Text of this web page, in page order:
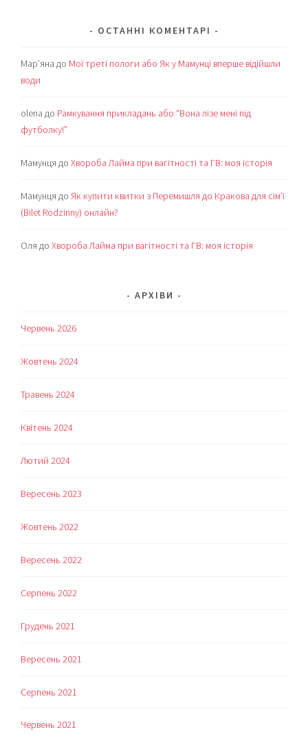
ОСТАННІ КОМЕНТАРІ
Мар’яна до Мої треті пологи або Як у Мамунці вперше відійшли
води
olena до Рамкування прикладань або “Вона лізе мені під
футболку!”
Мамунця доХвороба Лайма при вагітності та ГВ: моя історія
Мамунця до Як купити квитки з Перемишля до Кракова для сім’ї
(Bilet Rodzinny) онлайн?
Оля доХвороба Лайма при вагітності та ГВ: моя історія
АРХІВИ
Червень 2026
Жовтень 2024
Травень 2024
Квітень 2024
Лютий 2024
Вересень 2023
Жовтень 2022
Вересень 2022
Серпень 2022
Грудень 2021
Вересень 2021
Серпень 2021
Червень 2021